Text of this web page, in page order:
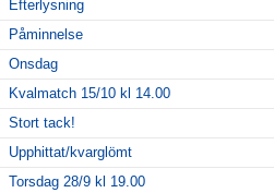
Efterlysning
Påminnelse
Onsdag
Kvalmatch 15/10 kl 14.00
Stort tack!
Upphittat/kvarglömt
Torsdag 28/9 kl 19.00